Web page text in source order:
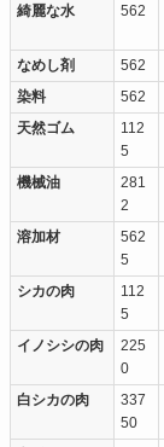
綺麗な水
562
なめし剤
562
染料
562
天然ゴム
112
5
機械油
281
2
溶加材
562
5
シカの肉
112
5
イノシシの肉
225
0
白シカの肉
337
50